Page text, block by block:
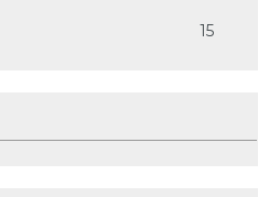
15